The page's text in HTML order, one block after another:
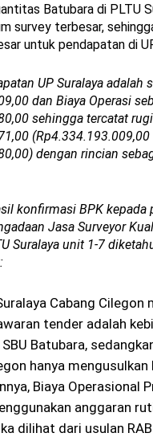
Batubara di PLTU
survey terbesar,
untuk pendapatan di
UP Suralaya adalah
dan Biaya Operasi
sehingga tercatat
(Rp4.334.193.009,00
dengan rincian
konfirmasi BPK kepada
Jasa Surveyor
Suralaya unit 1-7
Cabang Cilegon
tender adalah
Batubara,
hanya mengusulkan
Biaya Operasional
anggaran
dilihat dari usulan